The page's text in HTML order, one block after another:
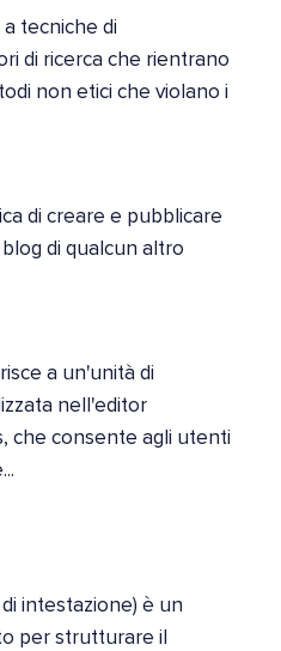
a tecniche di
di ricerca che rientrano
non etici che violano i
di creare e pubblicare
di qualcun altro
a un'unità di
nell'editor
che consente agli utenti
intestazione) è un
per strutturare il